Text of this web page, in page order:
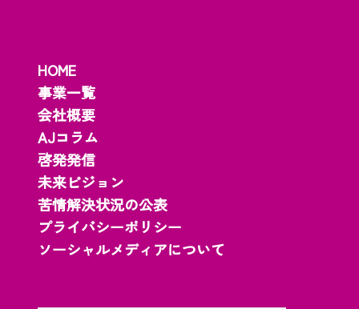
HOME
事業一覧
会社概要
AJコラム
啓発発信
未来ビジョン
苦情解決状況の公表
プライバシーポリシー
ソーシャルメディアについて